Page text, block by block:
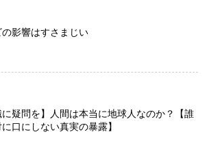
の影響はすさまじい
に疑問を】人間は本当に地球人なのか？【誰
口にしない真実の暴露】